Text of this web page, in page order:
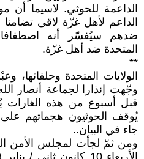
الداعمة للحوثي. لاسيما أن
الداعم لأهل غزّة لاقى
ضدهم سيُفسّر أنه اصطفافا
المتحدة ضد أهل غزّة.
**
الولايات المتحدة وحلفائها،
قبل أسبوع من هذه الغارات
يُوقف الحوثيون هجماتهم
جاء في البيان..
ومن ثمّ لجأت لمجلس الأمن